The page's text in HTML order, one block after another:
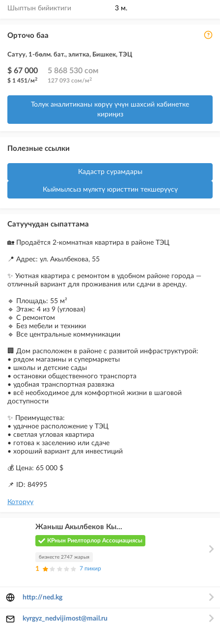
Шыптын бийиктиги 3 м.
Орточо баа
Сатуу, 1-бөлм. бат., элитка, Бишкек, ТЭЦ
$ 67 000
$ 1 451/м2
5 868 530 сом
127 093 сом/м2
Толук аналитиканы көрүү үчүн шахсий кабинетке
кириңиз
Полезные ссылки
Кадастр сурамдары
Кыймылсыз мүлктү юристтин текшерүүсү
Сатуучудан сыпаттама
🏡 Продаётся 2-комнатная квартира в районе ТЭЦ
📍 Адрес: ул. Акылбекова, 55
✨ Уютная квартира с ремонтом в удобном районе города —
отличный вариант для проживания или сдачи в аренду.
🔹 Площадь: 55 м²
🔹 Этаж: 4 из 9 (угловая)
🔹 С ремонтом
🔹 Без мебели и техники
🔹 Все центральные коммуникации
🏢 Дом расположен в районе с развитой инфраструктурой:
• рядом магазины и супермаркеты
• школы и детские сады
• остановки общественного транспорта
• удобная транспортная развязка
• всё необходимое для комфортной жизни в шаговой
доступности
✨ Преимущества:
• удачное расположение у ТЭЦ
• светлая угловая квартира
• готова к заселению или сдаче
• хороший вариант для инвестиций
💰 Цена: 65 000 $
📌 ID: 84995
Которуу
Жаныш Акылбеков Кы...
КРнын Риелторлор Ассоциациясы
бизнесте 2747 жарыя
1 7 пикир
http://ned.kg
kyrgyz_nedvijimost@mail.ru